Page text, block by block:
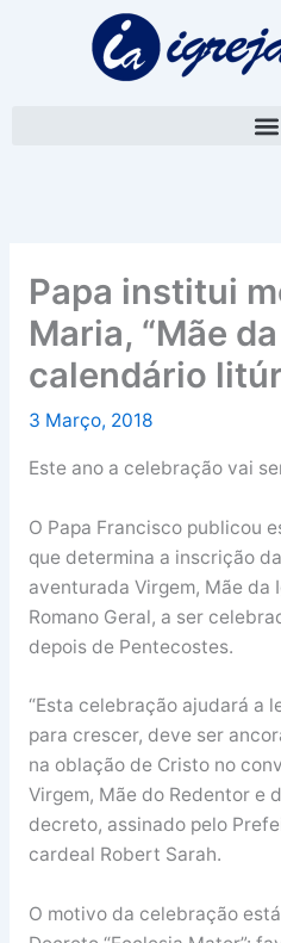
Papa institui
Maria, “Mãe
calendário
3 Março, 2018
Este ano a celebração vai
O Papa Francisco publicou
que determina a inscrição
aventurada Virgem, Mãe da
Romano Geral, a ser
depois de Pentecostes.
“Esta celebração ajudará a
para crescer, deve ser
na oblação de Cristo no
Virgem, Mãe do Redentor e
decreto, assinado pelo
cardeal Robert Sarah.
O motivo da celebração